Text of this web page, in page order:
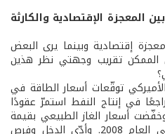
المعجزة الإقتصادية والكارثة
إقتصادية وبينما يرى البعض
الممكن تقريب وجهتي نظر هذين
توقّعات أسعار الطاقة في
في إنتاج النفط استمرّ عقودًا
أسعار الغاز الطبيعي بقيمة
الثلثين من أعلى مستوياتها في العام 2008. وأدّى الدخل وفرص